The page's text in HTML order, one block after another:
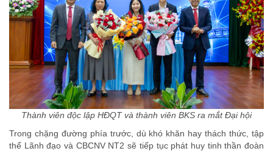
Thành viên độc lập HĐQT và thành viên BKS ra mắt Đại hội
Trong chặng đường phía trước, dù khó khăn hay thách thức, tập
thể Lãnh đạo và CBCNV NT2 sẽ tiếp tục phát huy tinh thần đoàn